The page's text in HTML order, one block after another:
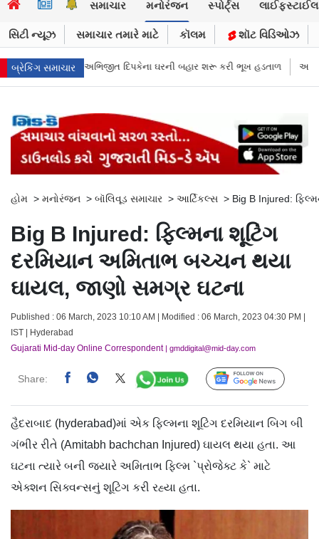
સમાચાર મનોરંજન સ્પોર્ટ્સ લાઈફસ્ટાઈલ
સિટી ન્યૂઝ સમાચાર તમારે માટે કૉલમ શૉટ વિડિઓઝ
બ્રેકિંગ સમાચાર
બહાર શરૂ કરી ભૂખ હડતાળ અભિજીત દિપકેએ CJPની નવી નીતિ જાહેર
હોમ > મનોરંજન > બૉલિવૂડ સમાચાર > આર્ટિકલ્સ > Big B Injured:
Big B Injured: ફિલ્મના શૂટિંગ
દરમિયાન અમિતાભ બચ્ચન થયા
ઘાયલ, જાણો સમગ્ર ઘટના
Published : 06 March, 2023 10:10 AM | Modified : 06 March, 2023 04:30 PM |
IST | Hyderabad
Gujarati Mid-day Online Correspondent| gmddigital@mid-day.com
Share: Follow Us
હૈદરાબાદ (hyderabad)માં એક ફિલ્મના શૂટિંગ દરમિયાન બિગ બી
ગંભીર રીતે (Amitabh bachchan Injured) ઘાયલ થયા હતા. આ
ઘટના ત્યારે બની જ્યારે અમિતાભ ફિલ્મ `પ્રોજેક્ટ કે` માટે
એક્શન સિક્વન્સનું શૂટિંગ કરી રહ્યા હતા.